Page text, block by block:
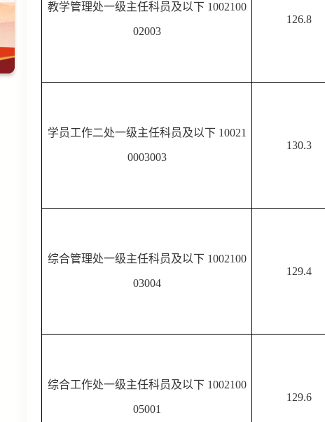
教学管理处一级主任科员及以下1002100
02003
1 26.8
学员工作二处一级主任科员及以下10021
0003003
130.3
综合管理处一级主任科员及以下1002100
03004
129.4
综合工作处一级主任科员及以下1002100
05001
129.6